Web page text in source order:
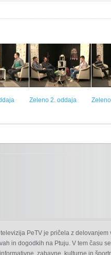
Zeleno 2. oddaja
televizija PeTV je pričela z
in dogodkih na Ptuju. V tem času
zabavne, kulturne in